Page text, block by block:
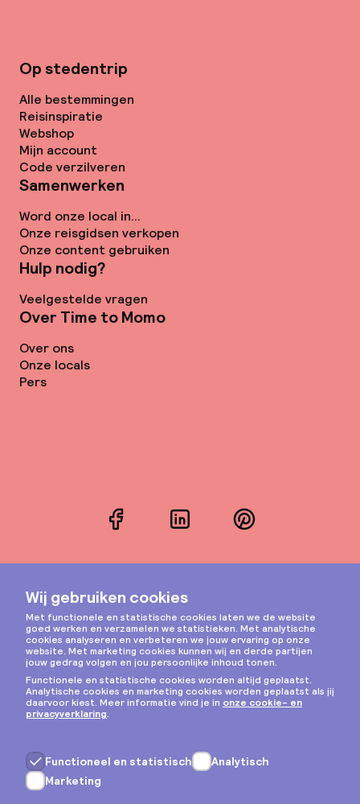
Op stedentrip
Alle bestemmingen
Reisinspiratie
Webshop
Mijn account
Code verzilveren
Samenwerken
Word onze local in...
Onze reisgidsen verkopen
Onze content gebruiken
Hulp nodig?
Veelgestelde vragen
Over Time to Momo
Over ons
Onze locals
Pers
FacebookLinkedInPinterest
Instagram
Privacy & cookies
Algemene voorwaarden